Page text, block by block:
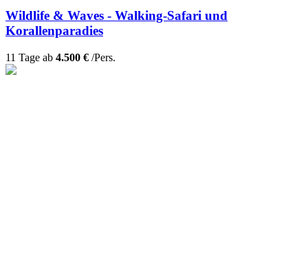
Wildlife & Waves - Walking-Safari und
Korallenparadies
11 Tage ab 4.500 € /Pers.